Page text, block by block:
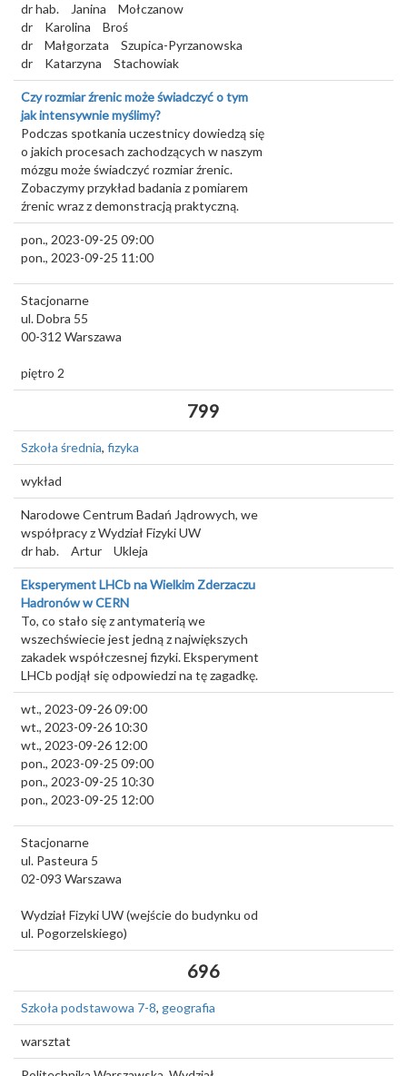
dr hab.
Janina
Mołczanow
dr
Karolina
Broś
dr
Małgorzata
Szupica-Pyrzanowska
dr
Katarzyna Stachowiak
Czy rozmiar źrenic może świadczyć o tym
jak intensywnie myślimy?
Podczas spotkania uczestnicy dowiedzą się
o jakich procesach zachodzących w naszym
mózgu może świadczyć rozmiar źrenic.
Zobaczymy przykład badania z pomiarem
źrenic wraz z demonstracją praktyczną.
pon., 2023-09-25 09:00
pon., 2023-09-25 11:00
Stacjonarne
ul. Dobra 55
00-312 Warszawa
piętro 2
799
Szkoła średnia, fizyka
wykład
Narodowe Centrum Badań Jądrowych, we
współpracy z Wydział Fizyki UW
dr hab.
Artur Ukleja
Eksperyment LHCb na Wielkim Zderzaczu
Hadronów w CERN
To, co stało się z antymaterią we
wszechświecie jest jedną z największych
zakadek współczesnej fizyki. Eksperyment
LHCb podjął się odpowiedzi na tę zagadkę.
wt., 2023-09-26 09:00
wt., 2023-09-26 10:30
wt., 2023-09-26 12:00
pon., 2023-09-25 09:00
pon., 2023-09-25 10:30
pon., 2023-09-25 12:00
Stacjonarne
ul. Pasteura 5
02-093 Warszawa
Wydział Fizyki UW (wejście do budynku od
ul. Pogorzelskiego)
696
Szkoła podstawowa 7-8, geografia
warsztat